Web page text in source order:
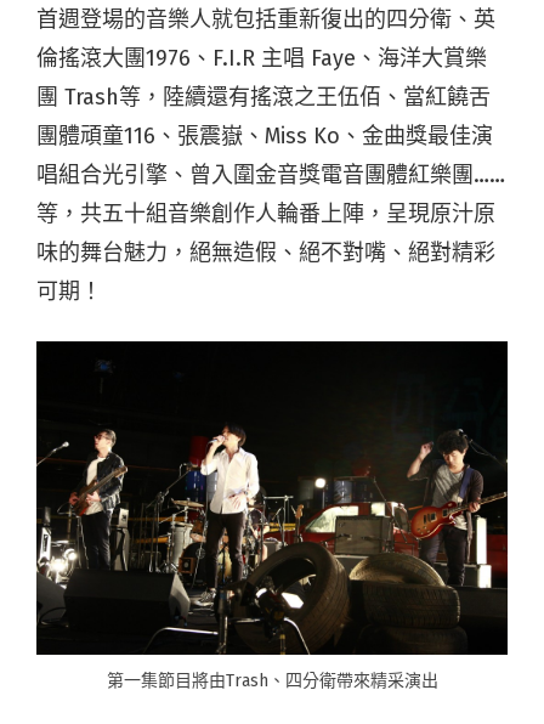
首週登場的音樂人就包括重新復出的四分衛、英
倫搖滾大團1976、F.I.R 主唱 Faye、海洋大賞樂
團 Trash等，陸續還有搖滾之王伍佰、當紅饒舌
團體頑童116、張震嶽、Miss Ko、金曲獎最佳演
唱組合光引擎、曾入圍金音獎電音團體紅樂團……
等，共五十組音樂創作人輪番上陣，呈現原汁原
味的舞台魅力，絕無造假、絕不對嘴、絕對精彩
可期！
第一集節目將由Trash、四分衛帶來精采演出